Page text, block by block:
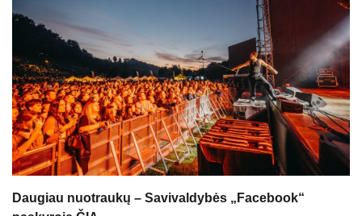
Daugiau nuotraukų – Savivaldybės „Facebook“